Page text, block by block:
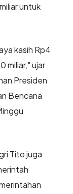
untuk
kasih Rp4
miliar," ujar
Presiden
Bencana
Tito juga